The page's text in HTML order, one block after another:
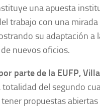
una apuesta
trabajo con una
su adaptación a
nuevos oficios.
parte de la EUFP,
del segundo
propuestas